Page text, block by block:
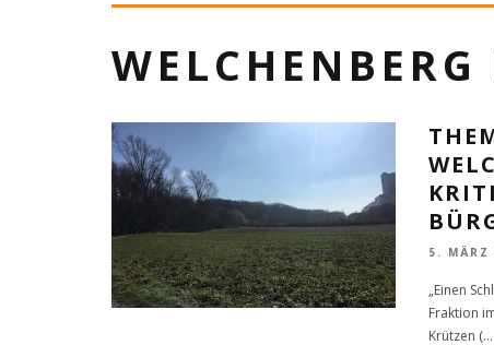
5. MÄRZ
„Einen
Fraktion
Krützen (...